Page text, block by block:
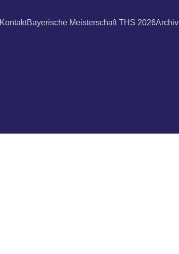
KontaktBayerische Meisterschaft THS 2026Archiv